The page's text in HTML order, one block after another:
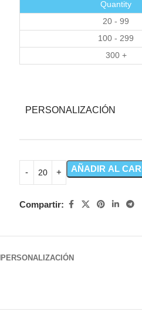
Quantity
20 - 99
100 - 299
300 +
PERSONALIZACIÓN
AÑADIR AL
Compartir:
PERSONALIZACIÓN